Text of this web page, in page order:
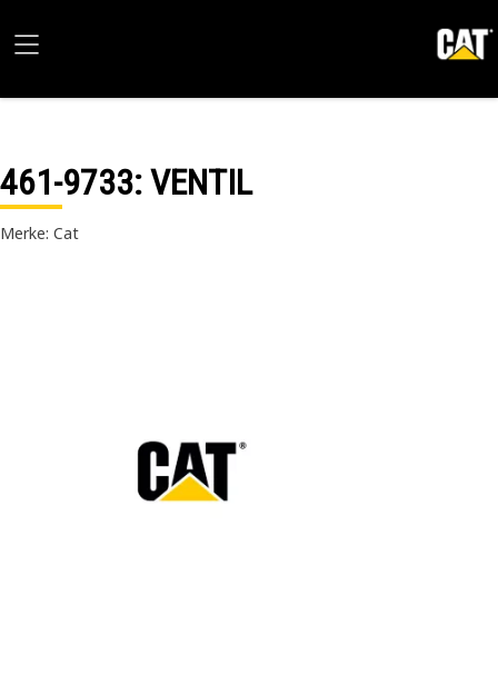
461-9733: VENTIL
Merke: Cat